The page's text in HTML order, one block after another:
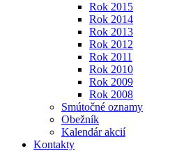
Rok 2015
Rok 2014
Rok 2013
Rok 2012
Rok 2011
Rok 2010
Rok 2009
Rok 2008
Smútočné oznamy
Obežník
Kalendár akcií
Kontakty